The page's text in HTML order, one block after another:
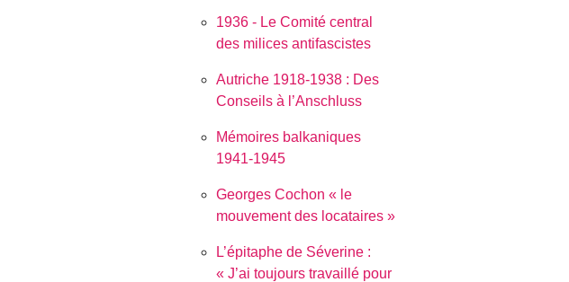
1936 - Le Comité central
des milices antifascistes
Autriche 1918-1938 : Des
Conseils à l’Anschluss
Mémoires balkaniques
1941-1945
Georges Cochon « le
mouvement des locataires »
L’épitaphe de Séverine :
J’ai toujours travaillé pour